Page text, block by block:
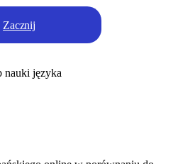
Zacznij
nauki języka